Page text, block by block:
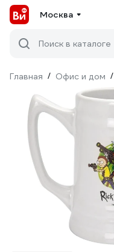
Москва
Поиск в каталоге
Главная / Офис и дом /